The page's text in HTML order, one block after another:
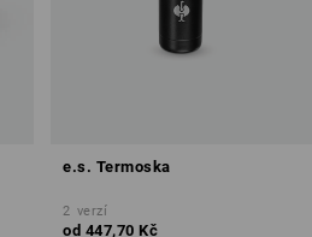
e.s. Termoska
2 verzí
od 447,70 Kč